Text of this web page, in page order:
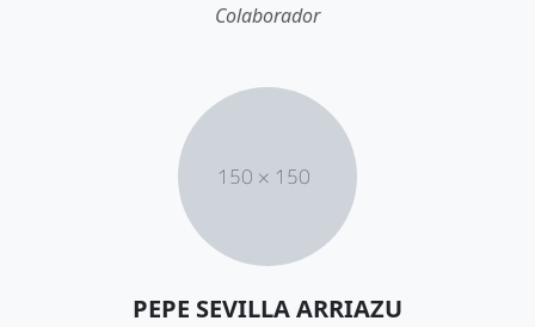
Colaborador
PEPE SEVILLA ARRIAZU